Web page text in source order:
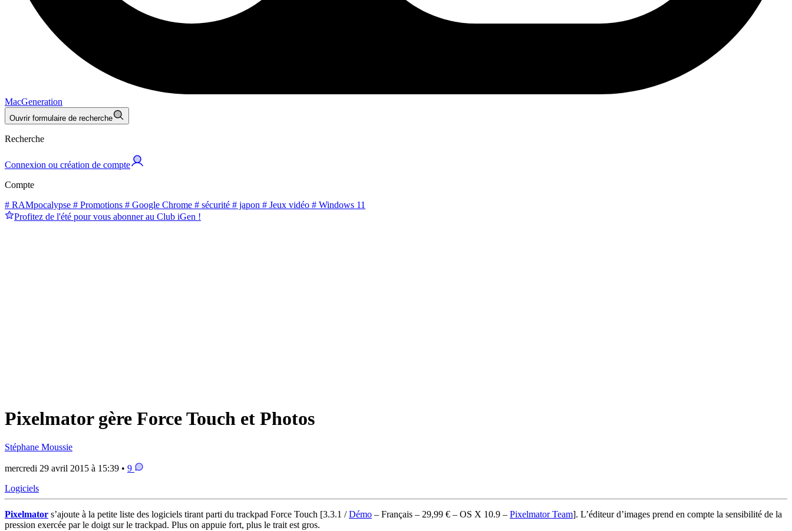
MacGeneration
Ouvrir formulaire de recherche
Recherche
Connexion ou création de compte
Compte
# RAMpocalypse # Promotions # Google Chrome # sécurité # japon # Jeux vidéo # Windows 11
Profitez de l'été pour vous abonner au Club iGen !
Pixelmator gère Force Touch et Photos
Stéphane Moussie
mercredi 29 avril 2015 à 15:39 • 9
Logiciels
Pixelmator s’ajoute à la petite liste des logiciels tirant parti du trackpad Force Touch [3.3.1 /Démo – Français – 29,99 € – OS X 10.9 – Pixelmator Team]. L’éditeur d’images prend en compte la sensibilité de la
pression exercée par le doigt sur le trackpad. Plus on appuie fort, plus le trait est gros.